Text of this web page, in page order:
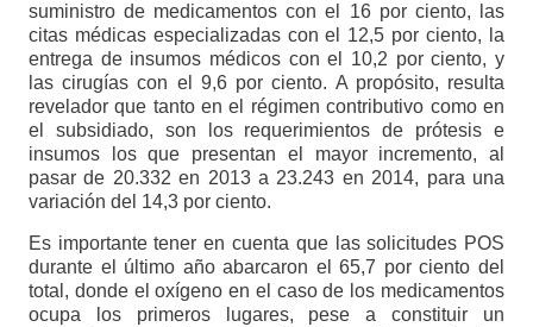
suministro de medicamentos con el 16 por ciento, las
citas médicas especializadas con el 12,5 por ciento, la
entrega de insumos médicos con el 10,2 por ciento, y
las cirugías con el 9,6 por ciento. A propósito, resulta
revelador que tanto en el régimen contributivo como en
el subsidiado, son los requerimientos de prótesis e
insumos los que presentan el mayor incremento, al
pasar de 20.332 en 2013 a 23.243 en 2014, para una
variación del 14,3 por ciento.
Es importante tener en cuenta que las solicitudes POS
durante el último año abarcaron el 65,7 por ciento del
total, donde el oxígeno en el caso de los medicamentos
ocupa los primeros lugares, pese a constituir un